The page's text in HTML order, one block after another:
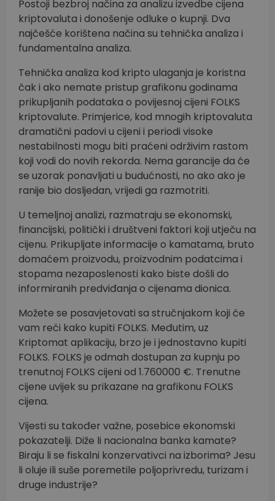
Postoji bezbroj načina za analizu izvedbe cijena
kriptovaluta i donošenje odluke o kupnji. Dva
najčešće korištena načina su tehnička analiza i
fundamentalna analiza.
Tehnička analiza kod kripto ulaganja je koristna
čak i ako nemate pristup grafikonu godinama
prikupljanih podataka o povijesnoj cijeni FOLKS
kriptovalute. Primjerice, kod mnogih kriptovaluta
dramatični padovi u cijeni i periodi visoke
nestabilnosti mogu biti praćeni održivim rastom
koji vodi do novih rekorda. Nema garancije da će
se uzorak ponavljati u budućnosti, no ako ako je
ranije bio dosljedan, vrijedi ga razmotriti.
U temeljnoj analizi, razmatraju se ekonomski,
financijski, politički i društveni faktori koji utječu na
cijenu. Prikupljate informacije o kamatama, bruto
domaćem proizvodu, proizvodnim podatcima i
stopama nezaposlenosti kako biste došli do
informiranih predviđanja o cijenama dionica.
Možete se posavjetovati sa stručnjakom koji će
vam reći kako kupiti FOLKS. Međutim, uz
Kriptomat aplikaciju, brzo je i jednostavno kupiti
FOLKS. FOLKS je odmah dostupan za kupnju po
trenutnoj FOLKS cijeni od 1.760000 €. Trenutne
cijene uvijek su prikazane na grafikonu FOLKS
cijena.
Vijesti su također važne, posebice ekonomski
pokazatelji. Diže li nacionalna banka kamate?
Biraju li se fiskalni konzervativci na izborima? Jesu
li oluje ili suše poremetile poljoprivredu, turizam i
druge industrije?